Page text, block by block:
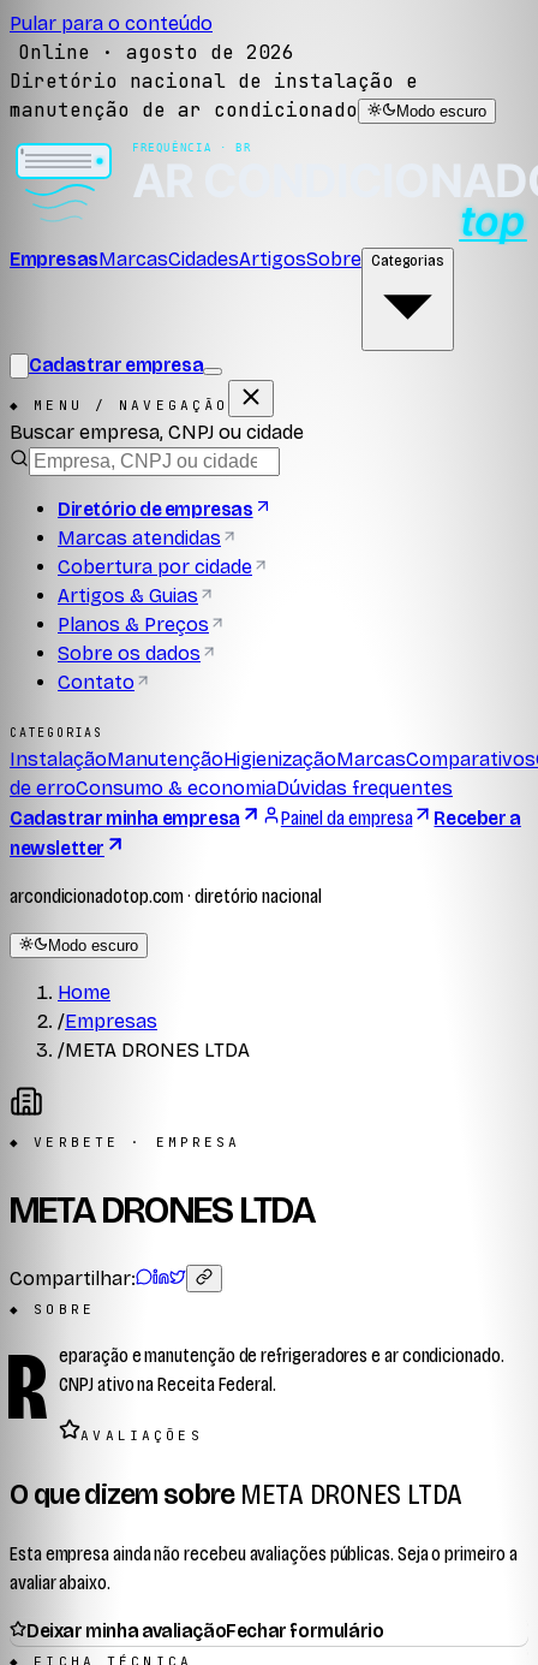
Pular para o conteúdo
Online · agosto de 2026
Diretório nacional de instalação e
manutenção de ar condicionado
Modo escuro
EmpresasMarcasCidadesArtigosSobre Categorias
Cadastrar empresa
◆ MENU / NAVEGAÇÃO
Buscar empresa, CNPJ ou cidade
Diretório de empresas
Marcas atendidas
Cobertura por cidade
Artigos & Guias
Planos & Preços
Sobre os dados
Contato
CATEGORIAS
InstalaçãoManutençãoHigienizaçãoMarcasComparativos
de erroConsumo & economiaDúvidas frequentes
Cadastrar minha empresa
Painel da empresa
Receber a
newsletter
arcondicionadotop.com · diretório nacional
Modo escuro
Home
/Empresas
/META DRONES LTDA
◆ VERBETE · EMPRESA
META DRONES LTDA
Compartilhar:
◆ SOBRE
R eparação e manutenção de refrigeradores e ar condicionado.
CNPJ ativo na Receita Federal.
AVALIAÇÕES
O que dizem sobre META DRONES LTDA
Esta empresa ainda não recebeu avaliações públicas. Seja o primeiro a
avaliar abaixo.
Deixar minha avaliaçãoFechar formulário
◆ FICHA TÉCNICA